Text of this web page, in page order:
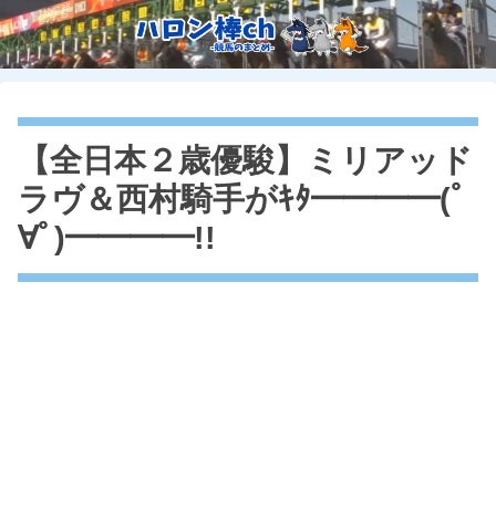
【全日本２歳優駿】ミリアッド
ラヴ＆西村騎手がｷﾀ━━━━(ﾟ
∀ﾟ)━━━━!!